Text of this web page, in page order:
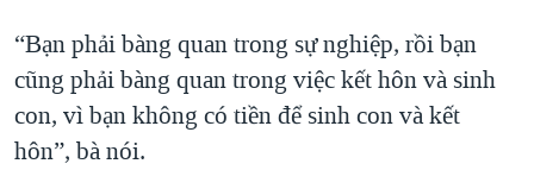
“Bạn phải bàng quan trong sự nghiệp, rồi bạn
cũng phải bàng quan trong việc kết hôn và sinh
con, vì bạn không có tiền để sinh con và kết
hôn”, bà nói.